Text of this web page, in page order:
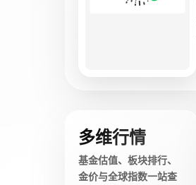
多维行情
基金估值、板块排行、
金价与全球指数一站查